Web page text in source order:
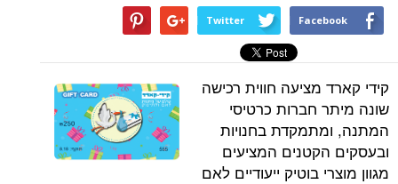
Twitter
מציעה חווית רכישה
חברות כרטיסי
בחנויות
המציעים
בוטיק ייעודיים לאם